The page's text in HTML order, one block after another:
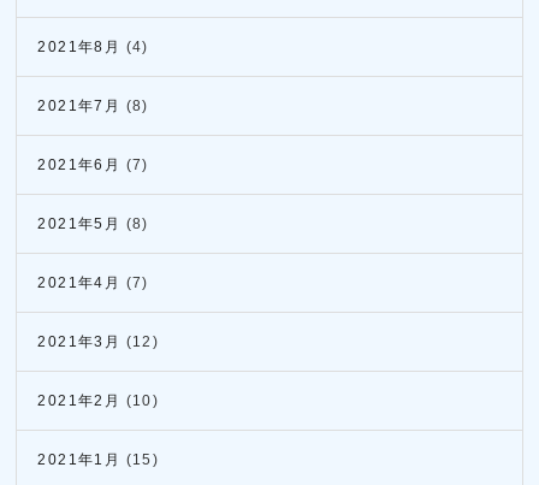
2021年8月 (4)
2021年7月 (8)
2021年6月 (7)
2021年5月 (8)
2021年4月 (7)
2021年3月 (12)
2021年2月 (10)
2021年1月 (15)